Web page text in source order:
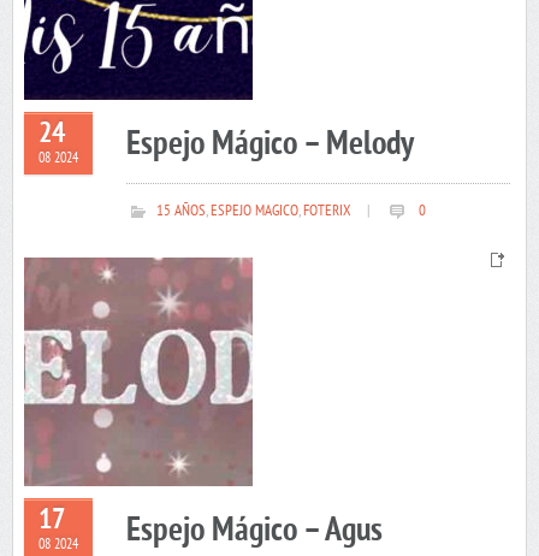
24
08 2024 Espejo Mágico – Melody
15 AÑOS,ESPEJO MAGICO,FOTERIX 0
17
08 2024 Espejo Mágico – Agus